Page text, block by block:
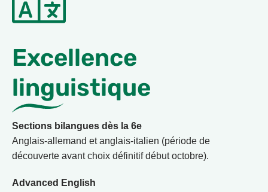
Excellence
linguistique
Sections bilangues dès la 6e
Anglais-allemand et anglais-italien (période de
découverte avant choix définitif début octobre).
Advanced English